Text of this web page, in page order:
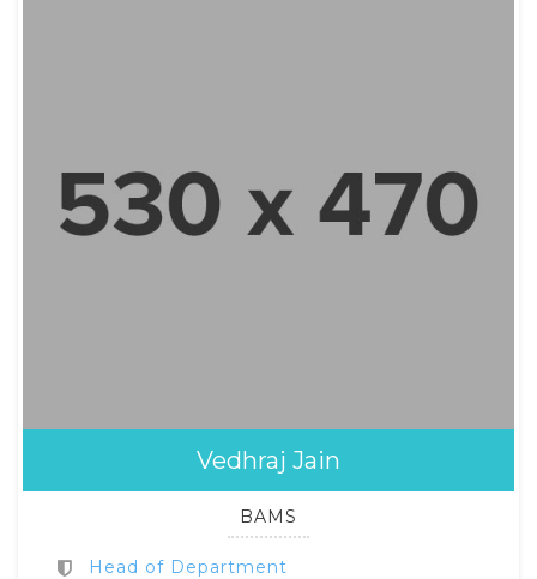
Vedhraj Jain
BAMS
Head of Department